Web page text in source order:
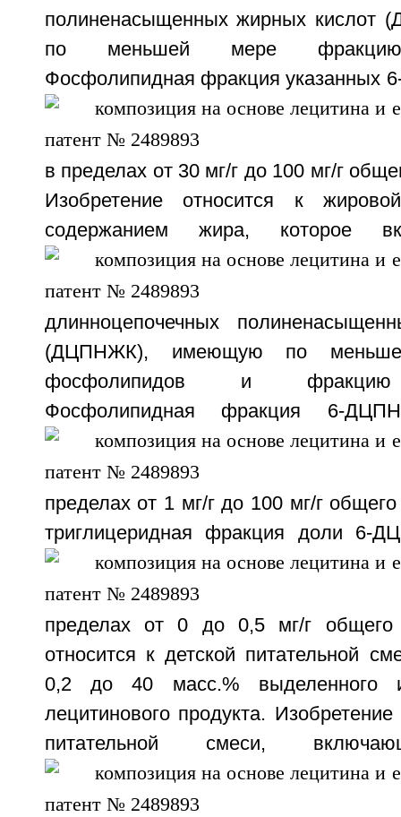
полиненасыщенных жирных
по меньшей мере фракцию
Фосфолипидная фракция указанных
в пределах от 30 мг/г до 100 мг/г
Изобретение относится к
содержанием жира, которое
длинноцепочечных
(ДЦПНЖК), имеющую по
фосфолипидов и фракцию
Фосфолипидная фракция 6-
пределах от 1 мг/г до 100 мг/г
триглицеридная фракция доли 6-
пределах от 0 до 0,5 мг/г общего
относится к детской питательной
0,2 до 40 масс.% выделенного
лецитинового продукта. Изобретение
питательной смеси,